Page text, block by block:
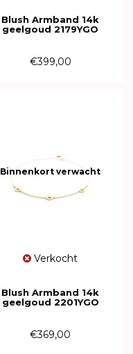
Blush Armband 14k
geelgoud 2179YGO
€399,00
Binnenkort verwacht
Verkocht
Blush Armband 14k
geelgoud 2201YGO
€369,00